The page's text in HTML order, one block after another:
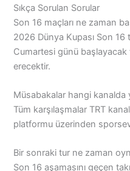
Sıkça Sorulan Sorular
Son 16 maçları ne zaman
2026 Dünya Kupası Son
Cumartesi günü başlayacak
erecektir.
Müsabakalar hangi kanalda
Tüm karşılaşmalar TRT
platformu üzerinden
Bir sonraki tur ne zaman
Son 16 aşamasını geçen